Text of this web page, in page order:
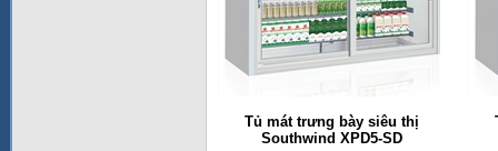
Tủ mát trưng bày siêu thị
Southwind XPD5-SD